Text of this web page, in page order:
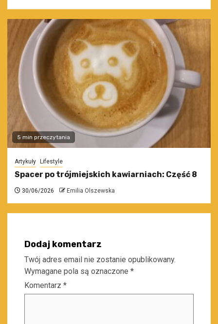
5 min przeczytania
Artykuły Lifestyle
Spacer po trójmiejskich kawiarniach: Część 8
30/06/2026 Emilia Olszewska
Dodaj komentarz
Twój adres email nie zostanie opublikowany.
Wymagane pola są oznaczone *
Komentarz *